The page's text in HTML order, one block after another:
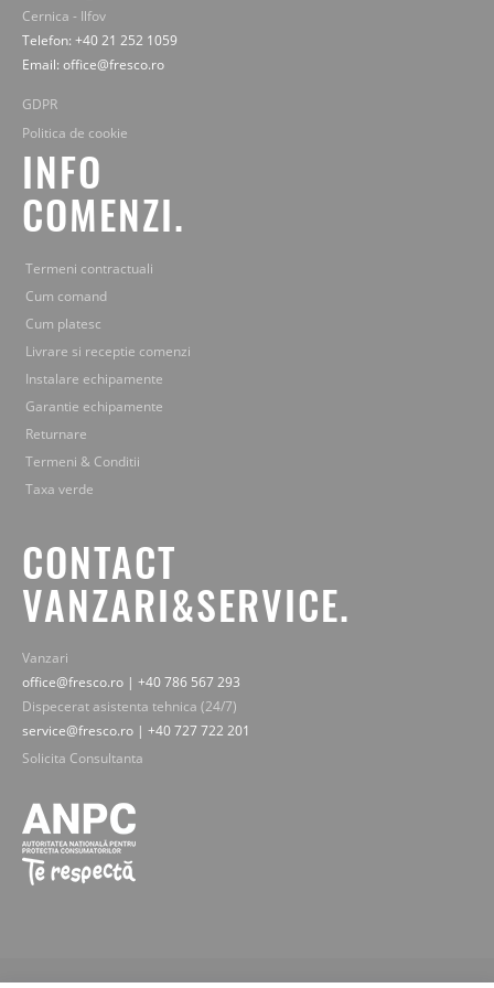
Cernica - Ilfov
Telefon: +40 21 252 1059
Email: office@fresco.ro
GDPR
Politica de cookie
INFO
COMENZI.
Termeni contractuali
Cum comand
Cum platesc
Livrare si receptie comenzi
Instalare echipamente
Garantie echipamente
Returnare
Termeni & Conditii
Taxa verde
CONTACT
VANZARI&SERVICE.
Vanzari
office@fresco.ro | +40 786 567 293
Dispecerat asistenta tehnica (24/7)
service@fresco.ro | +40 727 722 201
Solicita Consultanta